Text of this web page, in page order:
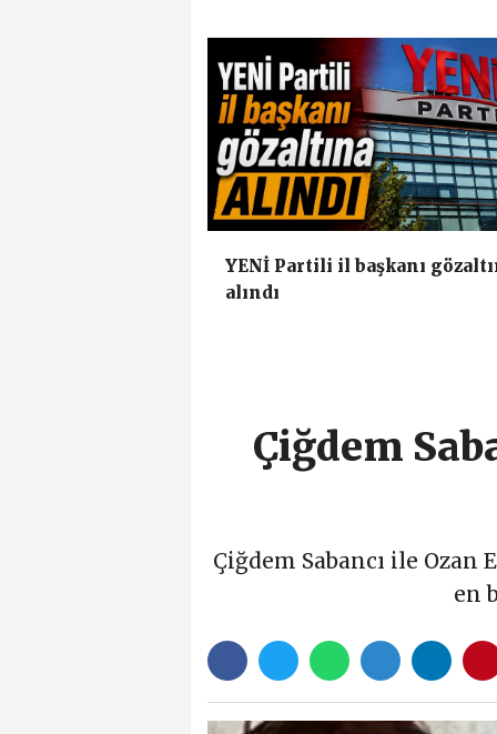
YENİ Partili il başkanı
alındı
Çiğdem
Çiğdem Sabancı ile
en